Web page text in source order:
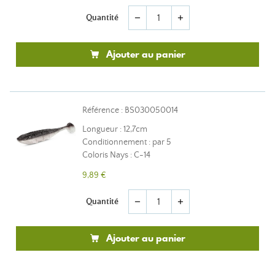
Quantité remove add
Ajouter au panier
Référence : BS030050014
Longueur : 12,7cm
Conditionnement : par 5
Coloris Nays : C-14
9,89 €
Quantité remove add
Ajouter au panier